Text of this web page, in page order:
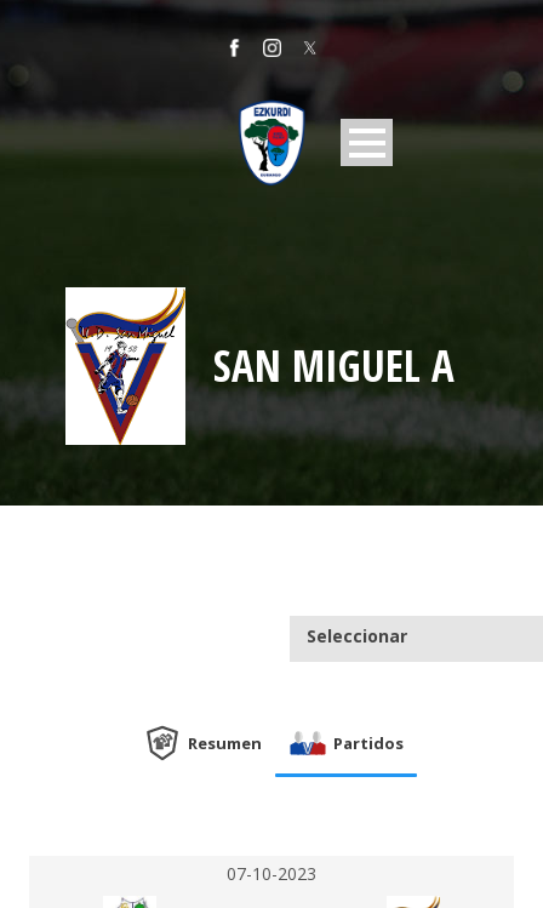
SAN MIGUEL A
Seleccionar
Resumen Partidos
07-10-2023